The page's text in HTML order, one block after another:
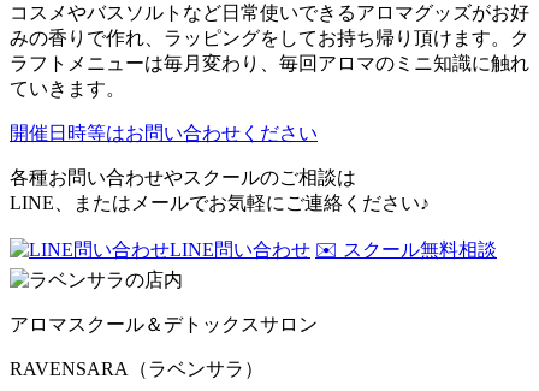
コスメやバスソルトなど日常使いできるアロマグッズがお好
みの香りで作れ、ラッピングをしてお持ち帰り頂けます。ク
ラフトメニューは毎月変わり、毎回アロマのミニ知識に触れ
ていきます。
開催日時等はお問い合わせください
各種お問い合わせやスクールのご相談は
LINE、またはメールでお気軽にご連絡ください♪
LINE問い合わせ ✉️ スクール無料相談
アロマスクール＆デトックスサロン
RAVENSARA（ラベンサラ）